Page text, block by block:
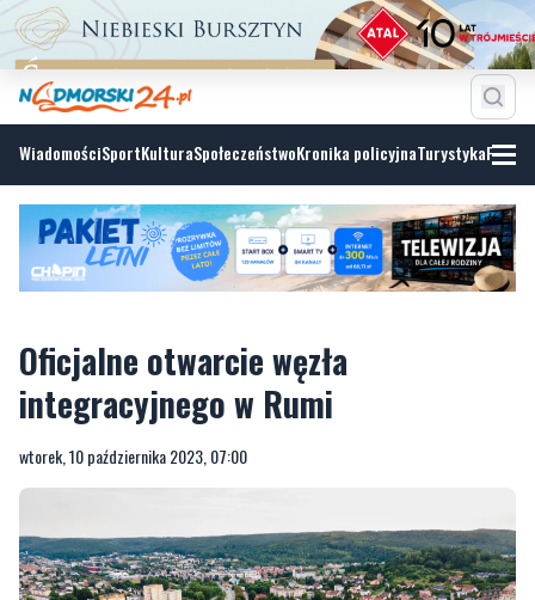
WiadomościSportKulturaSpołeczeństwoKronika policyjnaTurystyka
Oficjalne otwarcie węzła
integracyjnego w Rumi
wtorek, 10 października 2023, 07:00